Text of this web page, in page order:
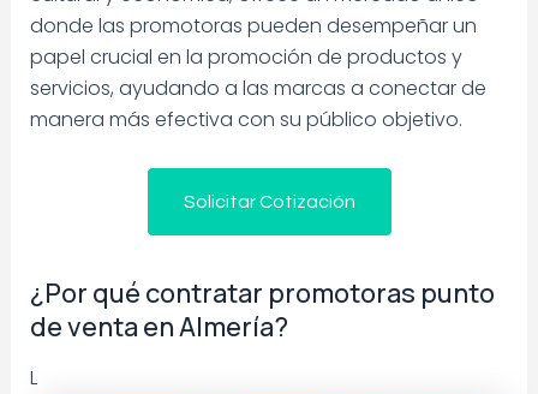
donde las promotoras pueden desempeñar un
papel crucial en la promoción de productos y
servicios, ayudando a las marcas a conectar de
manera más efectiva con su público objetivo.
Solicitar Cotización
¿Por qué contratar promotoras punto
de venta en Almería?
L